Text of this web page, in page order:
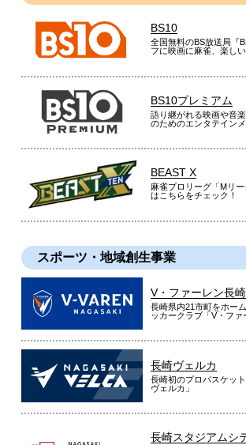
BS10
全国無料のBS放送局『
フに映画に麻雀、楽し
BS10プレミアム
語り継がれる映画や音
のためのエンタテイン
BEAST X
麻雀プロリーグ「Mリ
はこちらをチェック！
スポーツ・地域創生事業
V・ファーレン長崎
長崎県内21市町をホー
ッカークラブ「V・ファ
長崎ヴェルカ
長崎初のプロバスケッ
ヴェルカ」
長崎スタジアムシ